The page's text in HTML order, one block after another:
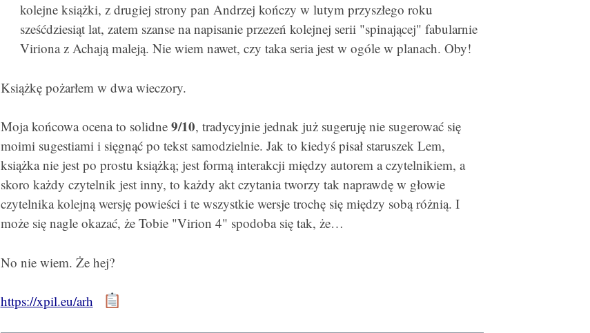
kolejne książki, z drugiej strony pan Andrzej kończy w lutym przyszłego roku
sześćdziesiąt lat, zatem szanse na napisanie przezeń kolejnej serii "spinającej" fabularnie
Viriona z Achają maleją. Nie wiem nawet, czy taka seria jest w ogóle w planach. Oby!
Książkę pożarłem w dwa wieczory.
Moja końcowa ocena to solidne 9/10, tradycyjnie jednak już sugeruję nie sugerować się
moimi sugestiami i sięgnąć po tekst samodzielnie. Jak to kiedyś pisał staruszek Lem,
książka nie jest po prostu książką; jest formą interakcji między autorem a czytelnikiem, a
skoro każdy czytelnik jest inny, to każdy akt czytania tworzy tak naprawdę w głowie
czytelnika kolejną wersję powieści i te wszystkie wersje trochę się między sobą różnią. I
może się nagle okazać, że Tobie "Virion 4" spodoba się tak, że…
No nie wiem. Że hej?
https://xpil.eu/arh